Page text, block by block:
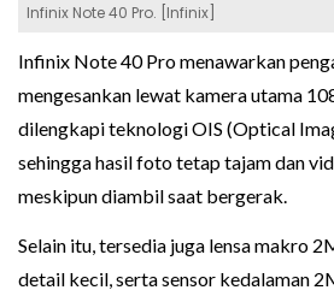
Infinix Note 40 Pro. [Infinix]
Infinix Note 40 Pro menawarkan
mengesankan lewat kamera utama
dilengkapi teknologi OIS (Optical
sehingga hasil foto tetap tajam dan
meskipun diambil saat bergerak.
Selain itu, tersedia juga lensa makro
detail kecil, serta sensor kedalaman